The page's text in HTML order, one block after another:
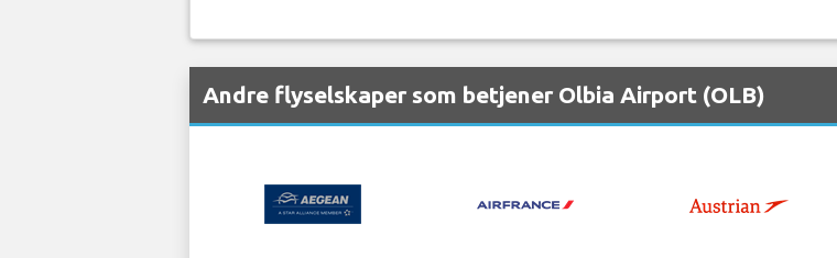
Andre flyselskaper som betjener Olbia Airport (OLB)